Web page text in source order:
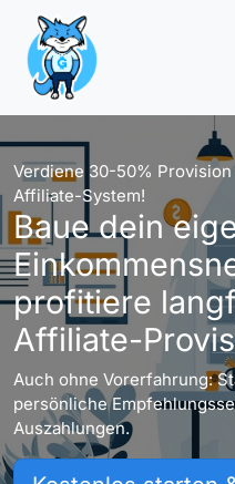
Verdiene 30-50%
Affiliate-System!
Baue dein
profitiere
Affiliate-
Auch ohne Vorerfahrung:
persönliche
Auszahlungen.